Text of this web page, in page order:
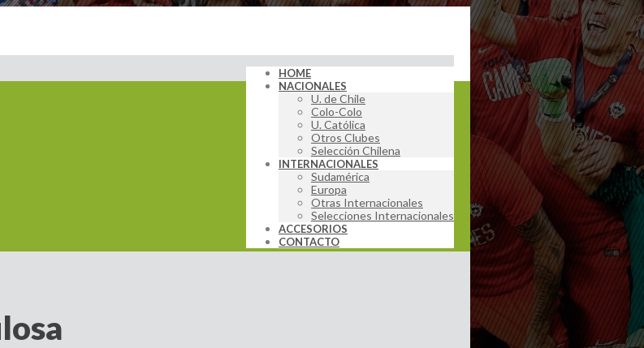
HOME
NACIONALES
U. de Chile
Colo-Colo
U. Católica
Otros Clubes
Selección Chilena
INTERNACIONALES
Sudamérica
Europa
Otras Internacionales
Selecciones Internacionales
ACCESORIOS
CONTACTO